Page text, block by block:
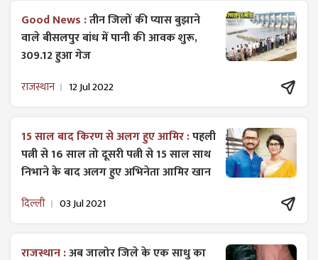
Good News :तीन जिलों की प्यास बुझाने
वाले बीसलपुर बांध में पानी की आवक शुरू,
309.12 हुआ गेज
राजस्थान 12 Jul 2022
15 साल बाद किरण से अलग हुए आमिर :पहली
पत्नी से 16 साल तो दूसरी पत्नी से 15 साल साथ
निभाने के बाद अलग हुए अभिनेता आमिर खान
दिल्ली 03 Jul 2021
राजस्थान :अब जालोर जिले के एक साधु का